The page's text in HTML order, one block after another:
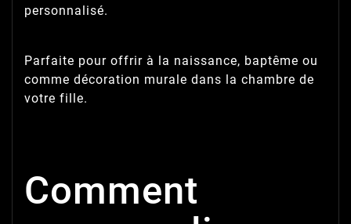
personnalisé.
Parfaite pour offrir à la naissance, baptême ou
comme décoration murale dans la chambre de
votre fille.
Comment